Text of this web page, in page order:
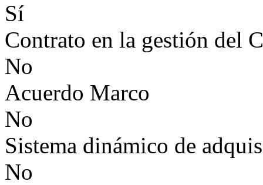
Sí
Contrato en la gestión del
No
Acuerdo Marco
No
Sistema dinámico de
No